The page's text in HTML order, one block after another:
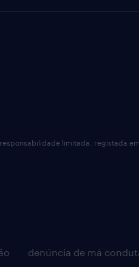
denúncia de má
limitada, registada